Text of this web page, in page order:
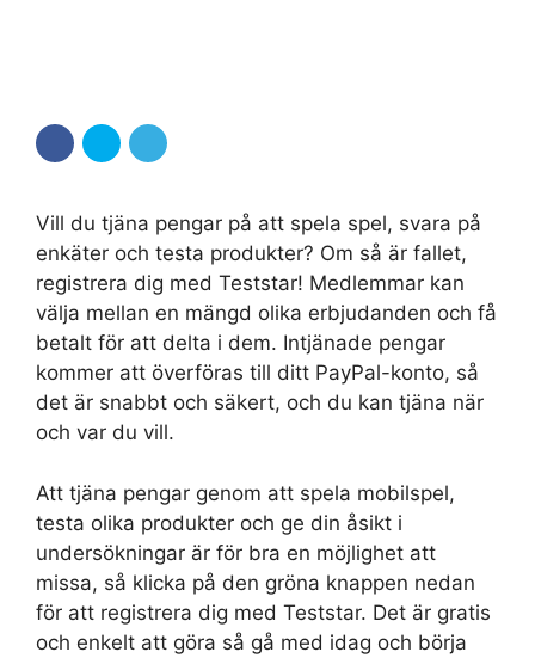
Vill du tjäna pengar på att spela spel, svara på
enkäter och testa produkter? Om så är fallet,
registrera dig med Teststar! Medlemmar kan
välja mellan en mängd olika erbjudanden och få
betalt för att delta i dem. Intjänade pengar
kommer att överföras till ditt PayPal-konto, så
det är snabbt och säkert, och du kan tjäna när
och var du vill.
Att tjäna pengar genom att spela mobilspel,
testa olika produkter och ge din åsikt i
undersökningar är för bra en möjlighet att
missa, så klicka på den gröna knappen nedan
för att registrera dig med Teststar. Det är gratis
och enkelt att göra så gå med idag och börja